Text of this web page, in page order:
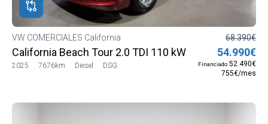
VW COMERCIALES California
California Beach Tour 2.0 TDI 110 kW (150 CV) DSG
2025 7676km Diesel DSG
68.390€
54.990€
Financiado 52.490€
755€/mes